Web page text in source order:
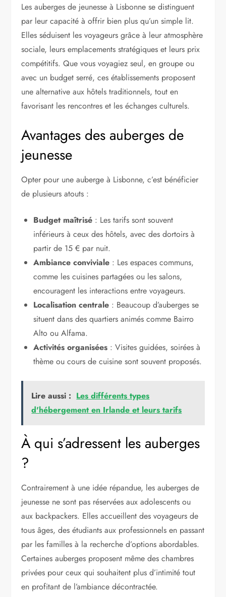
Les auberges de jeunesse à Lisbonne se distinguent
par leur capacité à offrir bien plus qu’un simple lit.
Elles séduisent les voyageurs grâce à leur atmosphère
sociale, leurs emplacements stratégiques et leurs prix
compétitifs. Que vous voyagiez seul, en groupe ou
avec un budget serré, ces établissements proposent
une alternative aux hôtels traditionnels, tout en
favorisant les rencontres et les échanges culturels.
Avantages des auberges de
jeunesse
Opter pour une auberge à Lisbonne, c’est bénéficier
de plusieurs atouts :
Budget maîtrisé : Les tarifs sont souvent
inférieurs à ceux des hôtels, avec des dortoirs à
partir de 15 € par nuit.
Ambiance conviviale : Les espaces communs,
comme les cuisines partagées ou les salons,
encouragent les interactions entre voyageurs.
Localisation centrale : Beaucoup d’auberges se
situent dans des quartiers animés comme Bairro
Alto ou Alfama.
Activités organisées : Visites guidées, soirées à
thème ou cours de cuisine sont souvent proposés.
Lire aussi : Les différents types
d'hébergement en Irlande et leurs tarifs
À qui s’adressent les auberges
?
Contrairement à une idée répandue, les auberges de
jeunesse ne sont pas réservées aux adolescents ou
aux backpackers. Elles accueillent des voyageurs de
tous âges, des étudiants aux professionnels en passant
par les familles à la recherche d’options abordables.
Certaines auberges proposent même des chambres
privées pour ceux qui souhaitent plus d’intimité tout
en profitant de l’ambiance décontractée.